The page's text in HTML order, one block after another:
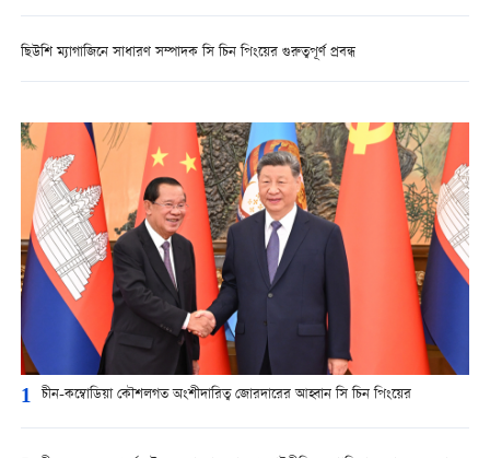
ছিউশি ম্যাগাজিনে সাধারণ সম্পাদক সি চিন পিংয়ের গুরুত্বপূর্ণ প্রবন্ধ
1 চীন-কম্বোডিয়া কৌশলগত অংশীদারিত্ব জোরদারের আহ্বান সি চিন পিংয়ের